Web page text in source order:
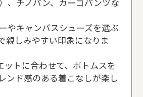
やキャンバスシューズを選ぶ
親しみやすい印象になりま
ットに合わせて、ボトムスを
ンド感のある着こなしが楽し